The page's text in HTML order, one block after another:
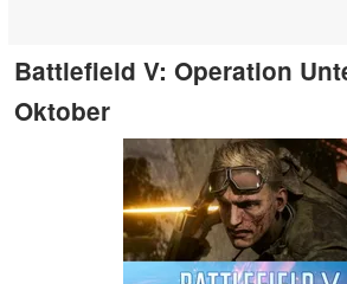
Battlefield V: Operation
Oktober